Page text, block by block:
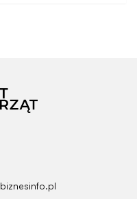
biznesinfo.pl